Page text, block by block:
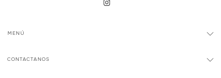
MENÚ
CONTACTANOS